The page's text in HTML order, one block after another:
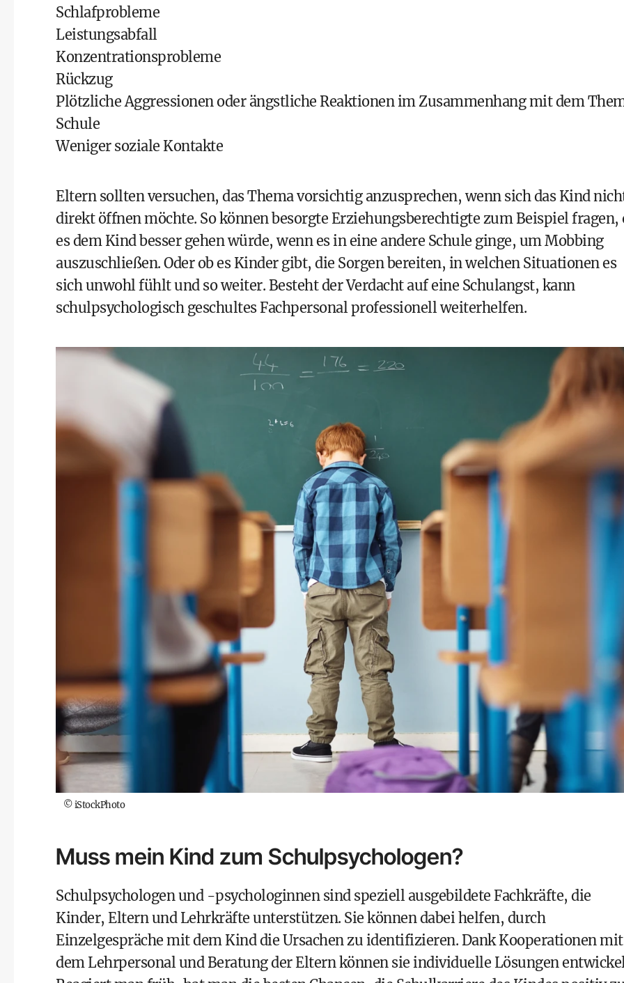
Schlafprobleme
Leistungsabfall
Konzentrationsprobleme
Rückzug
Plötzliche Aggressionen oder ängstliche Reaktionen im Zusammenhang mit dem
Schule
Weniger soziale Kontakte
Eltern sollten versuchen, das Thema vorsichtig anzusprechen, wenn sich das Kind
direkt öffnen möchte. So können besorgte Erziehungsberechtigte zum Beispiel fragen,
es dem Kind besser gehen würde, wenn es in eine andere Schule ginge, um Mobbing
auszuschließen. Oder ob es Kinder gibt, die Sorgen bereiten, in welchen Situationen es
sich unwohl fühlt und so weiter. Besteht der Verdacht auf eine Schulangst, kann
schulpsychologisch geschultes Fachpersonal professionell weiterhelfen.
©iStockPhoto
Muss mein Kind zum Schulpsychologen?
Schulpsychologen und -psychologinnen sind speziell ausgebildete Fachkräfte, die
Kinder, Eltern und Lehrkräfte unterstützen. Sie können dabei helfen, durch
Einzelgespräche mit dem Kind die Ursachen zu identifizieren. Dank Kooperationen mit
dem Lehrpersonal und Beratung der Eltern können sie individuelle Lösungen